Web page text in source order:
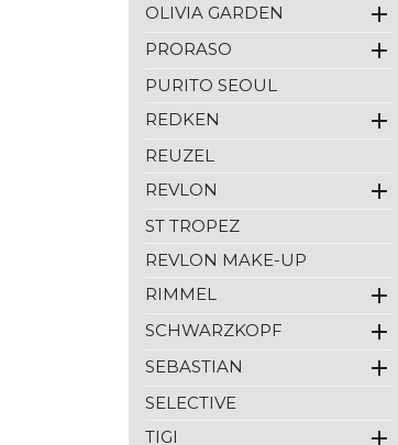
OLIVIA GARDEN

PRORASO 
PURITO SEOUL
REDKEN

REUZEL
REVLON

ST TROPEZ
REVLON MAKE-UP
RIMMEL

SCHWARZKOPF 
SEBASTIAN 
SELECTIVE
TIGI
